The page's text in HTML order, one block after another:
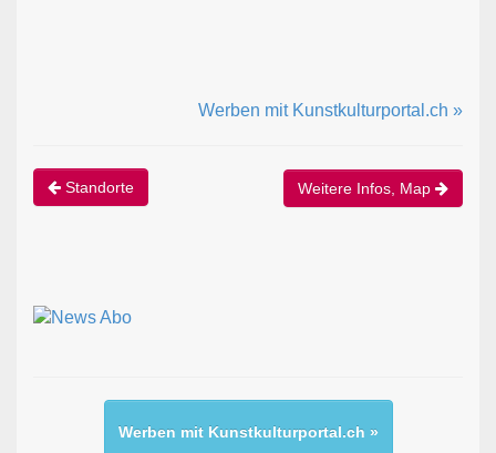
Werben mit Kunstkulturportal.ch »
Standorte Weitere Infos, Map
Werben mit Kunstkulturportal.ch »